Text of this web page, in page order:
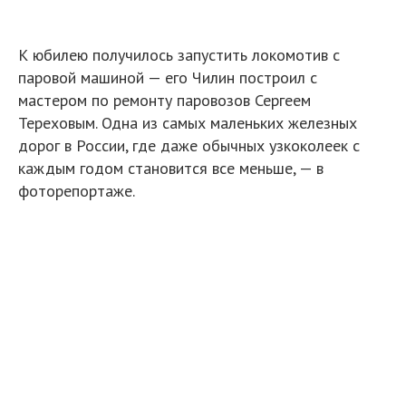
К юбилею получилось запустить локомотив с
паровой машиной — его Чилин построил с
мастером по ремонту паровозов Сергеем
Тереховым. Одна из самых маленьких железных
дорог в России, где даже обычных узкоколеек с
каждым годом становится все меньше, — в
фоторепортаже.